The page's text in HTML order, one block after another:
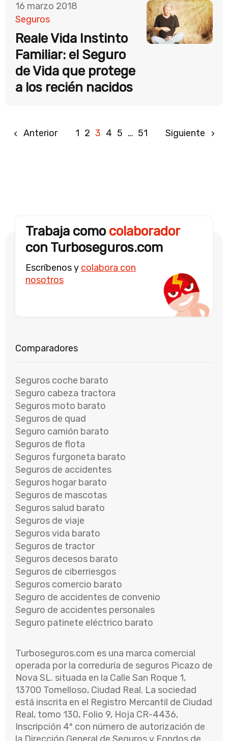
16 marzo 2018
Seguros
Reale Vida Instinto
Familiar: el Seguro
de Vida que protege
a los recién nacidos
Anterior 1 2 3 4 5 … 51 Siguiente
Trabaja como colaborador
con Turboseguros.com
Escríbenos y colabora con
nosotros
Seguros coche barato
Seguro cabeza tractora
Seguros moto barato
Seguros de quad
Seguro camión barato
Seguros de flota
Seguros furgoneta barato
Seguros de accidentes
Seguros hogar barato
Seguros de mascotas
Seguros salud barato
Seguros de viaje
Seguros vida barato
Seguros de tractor
Seguros decesos barato
Seguros de ciberriesgos
Seguros comercio barato
Seguro de accidentes de convenio
Seguro de accidentes personales
Seguro patinete eléctrico barato
Turboseguros.com es una marca comercial
operada por la correduría de seguros Picazo de
Nova SL. situada en la Calle San Roque 1,
13700 Tomelloso, Ciudad Real. La sociedad
está inscrita en el Registro Mercantil de Ciudad
Real, tomo 130, Folio 9, Hoja CR-4436,
Inscripción 4ª con número de autorización de